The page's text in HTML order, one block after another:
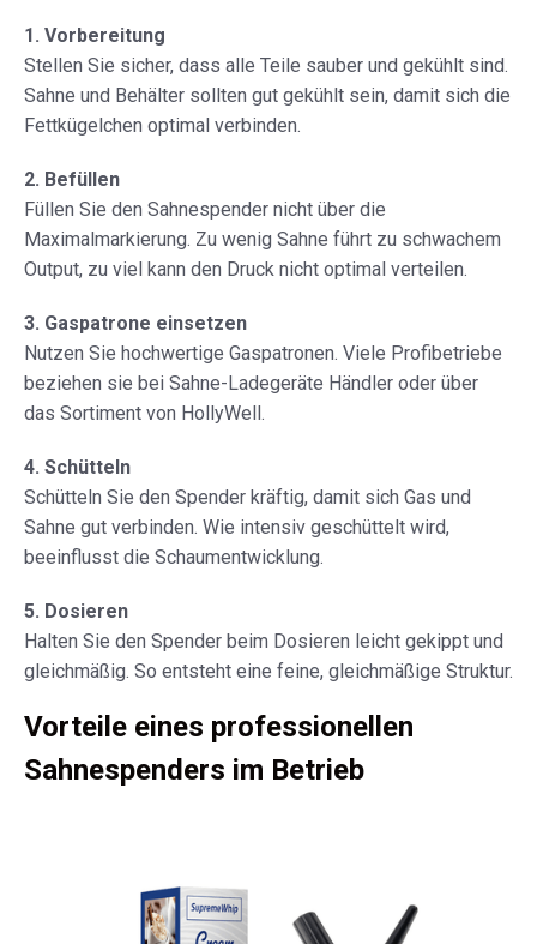
1. Vorbereitung
Stellen Sie sicher, dass alle Teile sauber und gekühlt sind.
Sahne und Behälter sollten gut gekühlt sein, damit sich die
Fettkügelchen optimal verbinden.
2. Befüllen
Füllen Sie den Sahnespender nicht über die
Maximalmarkierung. Zu wenig Sahne führt zu schwachem
Output, zu viel kann den Druck nicht optimal verteilen.
3. Gaspatrone einsetzen
Nutzen Sie hochwertige Gaspatronen. Viele Profibetriebe
beziehen sie bei Sahne-Ladegeräte Händler oder über
das Sortiment von HollyWell.
4. Schütteln
Schütteln Sie den Spender kräftig, damit sich Gas und
Sahne gut verbinden. Wie intensiv geschüttelt wird,
beeinflusst die Schaumentwicklung.
5. Dosieren
Halten Sie den Spender beim Dosieren leicht gekippt und
gleichmäßig. So entsteht eine feine, gleichmäßige Struktur.
Vorteile eines professionellen
Sahnespenders im Betrieb